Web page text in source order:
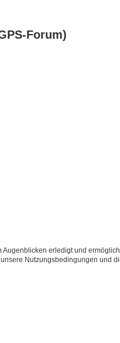
Forum)
erledigt und
Nutzungsbedingungen und